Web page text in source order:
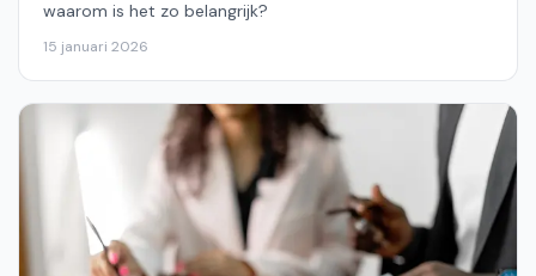
waarom is het zo belangrijk?
15 januari 2026